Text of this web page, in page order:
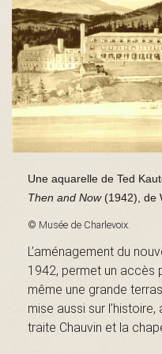
s
é
Une aquarelle de Ted
Then and Now(1942), de
© Musée de Charlevoix.
L’aménagement du
1942, permet un accès
même une grande
mise aussi sur
traite Chauvin et la